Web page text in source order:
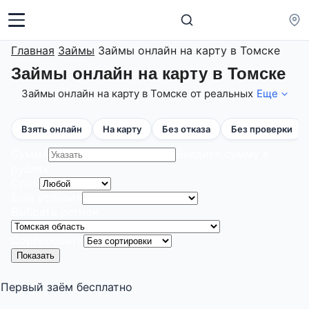
Главная Займы Займы онлайн на карту в Томске
Займы онлайн на карту в Томске
Займы онлайн на карту в Томске от реальных
08.08.2026 подобрано микрозаймов онлайн
на карту в Томске 174 шт. суммой до 1 000
000 рублей, сроком до 1440 дн. по ставке от
0 до 0.8% в день! Одобрение 91%! Вы можете
повысить шансы на получение денег -
сравнив и оформив онлайн-заявку сразу в
несколько МФО! Если Вам отклонили заявку
на выдачу крупной суммы, поделите ее на
несколько частей и возьмите денежный
микрозайм в Томске в разных МФО или МФК!
Еще
Взять онлайн На карту Без отказа Без проверки
Показать
Первый заём бесплатно